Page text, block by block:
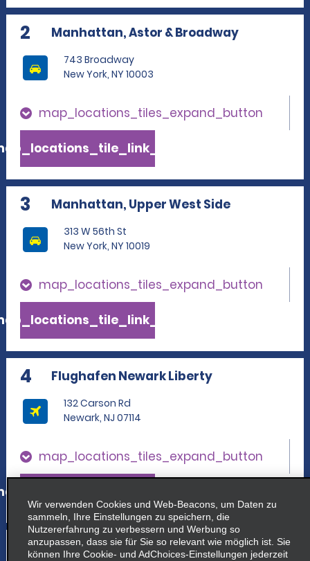
2 Manhattan, Astor & Broadway
743 Broadway
New York, NY 10003
map_locations_tiles_expand_button
3 Manhattan, Upper West Side
313 W 56th St
New York, NY 10019
map_locations_tiles_expand_button
4 Flughafen Newark Liberty
132 Carson Rd
Newark, NJ 07114
map_locations_tiles_expand_button
5 Flughafen New York La Guardia
Wir verwenden Cookies und Web-Beacons, um Daten zu
sammeln, Ihre Einstellungen zu speichern, die
Nutzererfahrung zu verbessern und Werbung so
anzupassen, dass sie für Sie so relevant wie möglich ist. Sie
können Ihre Cookie- und AdChoices-Einstellungen jederzeit